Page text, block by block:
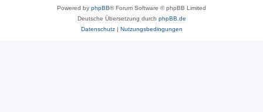
Powered by phpBB® Forum Software © phpBB Limited
Deutsche Übersetzung durch phpBB.de
Datenschutz| Nutzungsbedingungen